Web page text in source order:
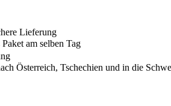
Lieferung
am selben Tag
Österreich, Tschechien und in die